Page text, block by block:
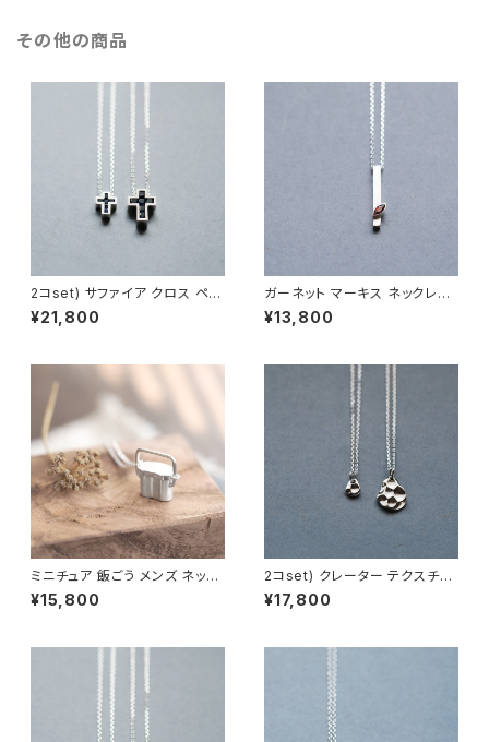
その他の商品
2コset) サファイア クロス ペア
ネックレス シルバー925
¥21,800
ガーネット マーキス ネックレス
シルバー925 1月誕生石 メンズ
ユニセックス
¥13,800
ミニチュア 飯ごう メンズ ネック
レス シルバー925
¥15,800
2コset) クレーター テクスチャ
ー ペア ネックレス シルバー92
5
¥17,800